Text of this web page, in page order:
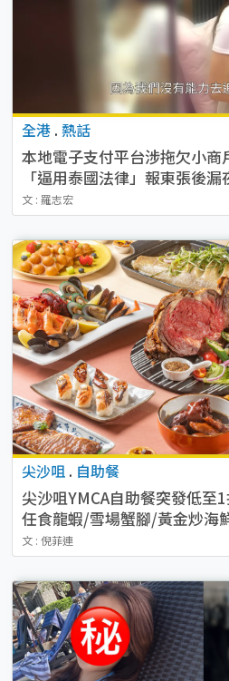
全港 . 熱話
本地電子支付平台涉拖欠小
「逼用泰國法律」報東張後漏
文 : 羅志宏
尖沙咀 . 自助餐
尖沙咀YMCA自助餐突發低至
任食龍蝦/雪場蟹腳/黃金炒海
糕
文 : 倪菲連